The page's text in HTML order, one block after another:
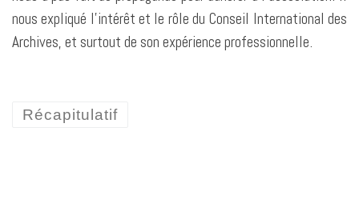
nous expliqué l’intérêt et le rôle du Conseil International des
Archives, et surtout de son expérience professionnelle.
Récapitulatif